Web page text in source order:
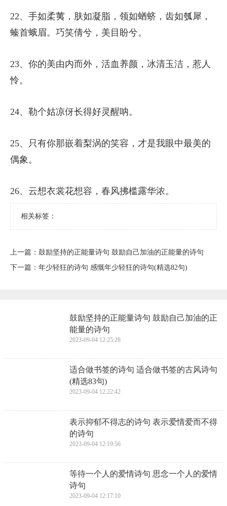
22、手如柔荑，肤如凝脂，领如蝤蛴，齿如瓠犀，
螓首蛾眉。巧笑倩兮，美目盼兮。
23、你的美由内而外，活血养颜，冰清玉洁，惹人
怜。
24、勒个姑凉伢长得好灵醒呐。
25、只有你那嵌着梨涡的笑容，才是我眼中最美的
偶象。
26、云想衣裳花想容，春风拂槛露华浓。
相关标签：
上一篇： ​鼓励坚持的正能量诗句 鼓励自己加油的正能量的诗句
下一篇： ​年少轻狂的诗句 感慨年少轻狂的诗句(精选82句)
​鼓励坚持的正能量诗句 鼓励自己加油的正
能量的诗句
2023-09-04 12:25:28
​适合做书签的诗句 适合做书签的古风诗句
(精选83句)
2023-09-04 12:22:42
​表示抑郁不得志的诗句 表示爱情爱而不得
的诗句
2023-09-04 12:19:56
​等待一个人的爱情诗句 思念一个人的爱情
诗句
2023-09-04 12:17:10